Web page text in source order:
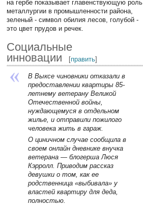
на гербе показывает главенствующую роль
металлургии в промышленности района,
зеленый - символ обилия лесов, голубой -
это цвет прудов и речек.
Социальные
инновации
[править]
В Выксе чиновники отказали в
предоставлении квартиры 85-
летнему ветерану Великой
Отечественной войны,
нуждающемуся в отдельном
жилье, и отправили пожилого
человека жить в гараж.
О циничном случае сообщила в
своем онлайн дневнике внучка
ветерана — блогерша Люся
Кэрролл. Приводим рассказ
девушки о том, как ее
родственница «выбивала» у
властей квартиру для деда,
полностью.